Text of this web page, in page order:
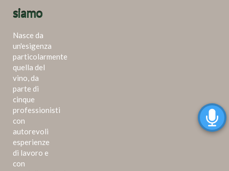
siamo
Nasce da
un'esigenza
particolarmente
quella del
vino, da
parte di
cinque
professionisti
con
autorevoli
esperienze
di lavoro e
con